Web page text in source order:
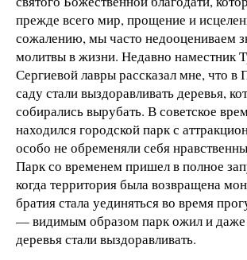
прежде всего мир, прощение и
сожалению, мы часто недооцениваем
молитвы в жизни. Недавно наместник
Сергиевой лавры рассказал мне, что в
саду стали выздоравливать деревья,
собирались вырубать. В советское
находился городской парк с
особо не обременяли себя
Парк со временем пришел в полное
когда территория была возвращена
братия стала уединяться во время
— видимым образом парк ожил и даже
деревья стали выздоравливать.